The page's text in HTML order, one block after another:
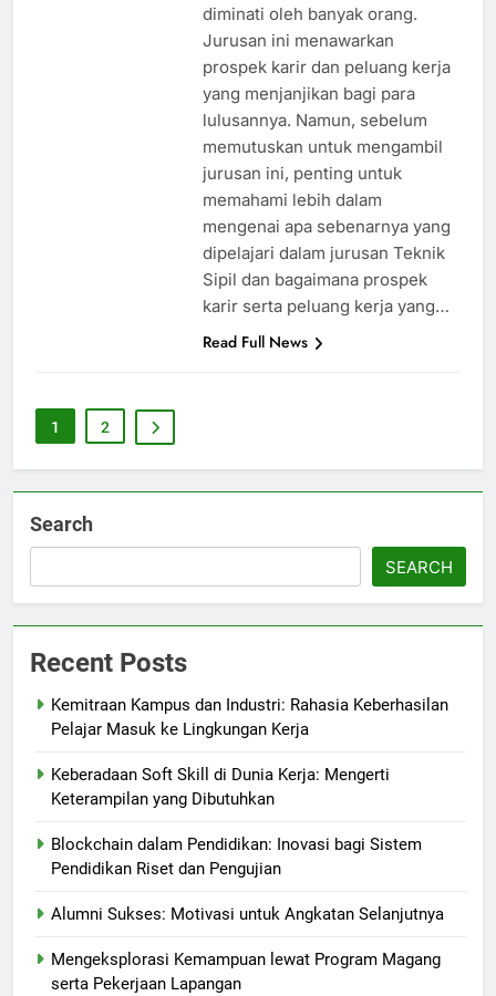
diminati oleh banyak orang.
Jurusan ini menawarkan
prospek karir dan peluang kerja
yang menjanjikan bagi para
lulusannya. Namun, sebelum
memutuskan untuk mengambil
jurusan ini, penting untuk
memahami lebih dalam
mengenai apa sebenarnya yang
dipelajari dalam jurusan Teknik
Sipil dan bagaimana prospek
karir serta peluang kerja yang…
Read Full News
1 2
Search
SEARCH
Recent Posts
Kemitraan Kampus dan Industri: Rahasia Keberhasilan
Pelajar Masuk ke Lingkungan Kerja
Keberadaan Soft Skill di Dunia Kerja: Mengerti
Keterampilan yang Dibutuhkan
Blockchain dalam Pendidikan: Inovasi bagi Sistem
Pendidikan Riset dan Pengujian
Alumni Sukses: Motivasi untuk Angkatan Selanjutnya
Mengeksplorasi Kemampuan lewat Program Magang
serta Pekerjaan Lapangan